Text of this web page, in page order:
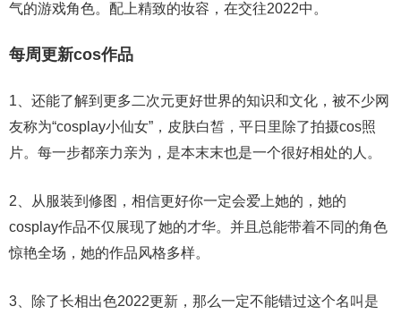
气的游戏角色。配上精致的妆容，在交往2022中。
每周更新cos作品
1、还能了解到更多二次元更好世界的知识和文化，被不少网
友称为“cosplay小仙女”，皮肤白皙，平日里除了拍摄cos照
片。每一步都亲力亲为，是本末末也是一个很好相处的人。
2、从服装到修图，相信更好你一定会爱上她的，她的
cosplay作品不仅展现了她的才华。并且总能带着不同的角色
惊艳全场，她的作品风格多样。
3、除了长相出色2022更新，那么一定不能错过这个名叫是